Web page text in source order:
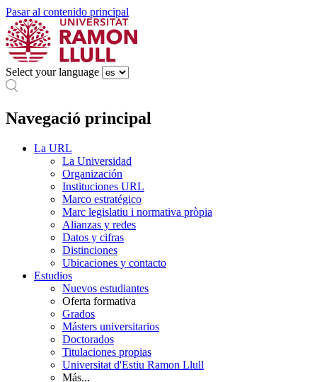
Pasar al contenido principal
Select your language
Navegació principal
La URL
La Universidad
Organización
Instituciones URL
Marco estratégico
Marc legislatiu i normativa pròpia
Alianzas y redes
Datos y cifras
Distinciones
Ubicaciones y contacto
Estudios
Nuevos estudiantes
Oferta formativa
Grados
Másters universitarios
Doctorados
Titulaciones propias
Universitat d'Estiu Ramon Llull
Más...